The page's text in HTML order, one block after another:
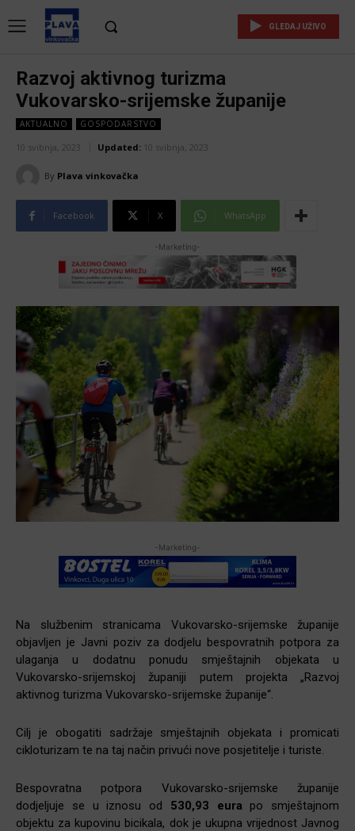
GLEDAJ UŽIVO
Razvoj aktivnog turizma
Vukovarsko-srijemske županije
AKTUALNO GOSPODARSTVO
10 svibnja, 2023 Updated: 10 svibnja, 2023
By Plava vinkovačka
Facebook X WhatsApp
-Marketing-
-Marketing-
Na službenim stranicama Vukovarsko-srijemske županije
objavljen je Javni poziv za dodjelu bespovratnih potpora za
ulaganja u dodatnu ponudu smještajnih objekata u
Vukovarsko-srijemskoj županiji putem projekta „Razvoj
aktivnog turizma Vukovarsko-srijemske županije“.
Cilj je obogatiti sadržaje smještajnih objekata i promicati
cikloturizam te na taj način privući nove posjetitelje i turiste.
Bespovratna potpora Vukovarsko-srijemske županije
dodjeljuje se u iznosu od 530,93 eura po smještajnom
objektu za kupovinu bicikala, dok je ukupna vrijednost Javnog